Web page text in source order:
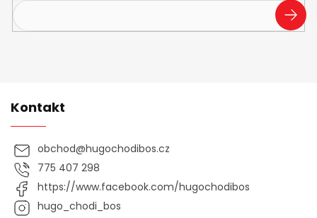
SE
Kontakt
obchod@hugochodibos.cz
775 407 298
https://www.facebook.com/hugochodibos
hugo_chodi_bos